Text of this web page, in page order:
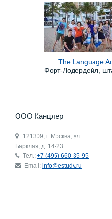
The Language
Форт-Лодердейл,
660-35-95
ООО Канцлер
121309, г. Москва, ул.
Барклая, д. 14-23
Тел.: +7 (495) 660-35-95
Email: info@estudy.ru